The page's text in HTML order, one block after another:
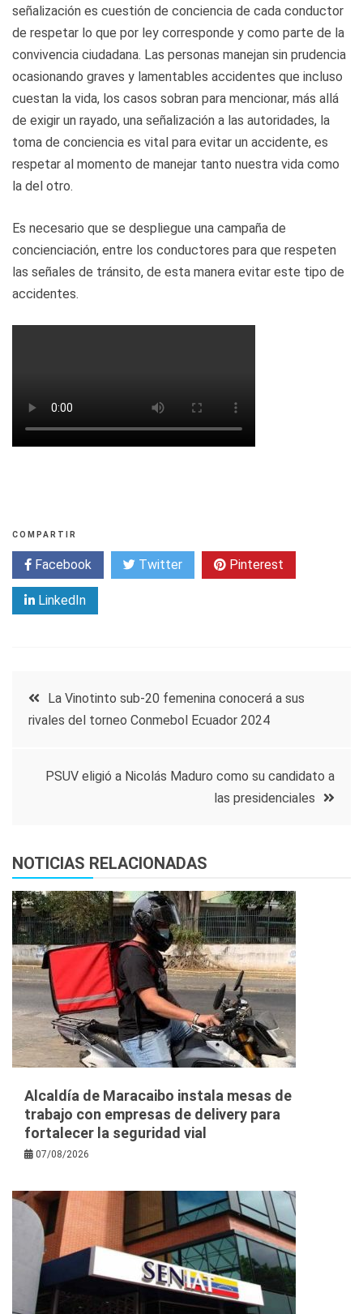
señalización es cuestión de conciencia de cada conductor
de respetar lo que por ley corresponde y como parte de la
convivencia ciudadana. Las personas manejan sin prudencia
ocasionando graves y lamentables accidentes que incluso
cuestan la vida, los casos sobran para mencionar, más allá
de exigir un rayado, una señalización a las autoridades, la
toma de conciencia es vital para evitar un accidente, es
respetar al momento de manejar tanto nuestra vida como
la del otro.
Es necesario que se despliegue una campaña de
concienciación, entre los conductores para que respeten
las señales de tránsito, de esta manera evitar este tipo de
accidentes.
COMPARTIR
Facebook Twitter Pinterest
LinkedIn
Navegación
entradas
La Vinotinto sub-20 femenina conocerá a sus
rivales del torneo Conmebol Ecuador 2024
PSUV eligió a Nicolás Maduro como su candidato a
las presidenciales
NOTICIAS RELACIONADAS
Alcaldía de Maracaibo instala mesas de
trabajo con empresas de delivery para
fortalecer la seguridad vial
07/08/2026